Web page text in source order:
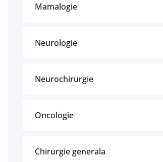
Mamalogie
Neurologie
Neurochirurgie
Oncologie
Chirurgie generala